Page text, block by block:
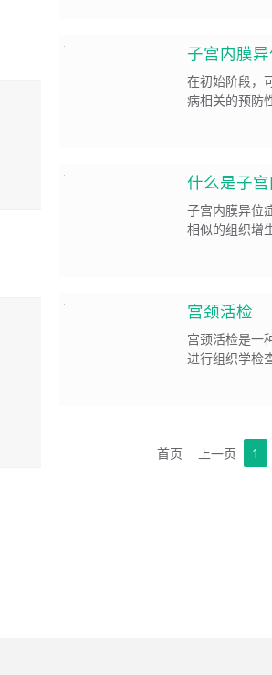
子宫内膜异
在初始阶段，
病相关的预防
什么是子宫
子宫内膜异位
相似的组织增
宫颈活检
宫颈活检是一
进行组织学检
首页 上一页 1